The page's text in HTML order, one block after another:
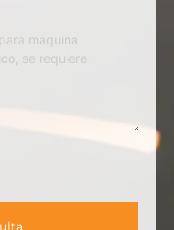
de gabinete,
necesidad de